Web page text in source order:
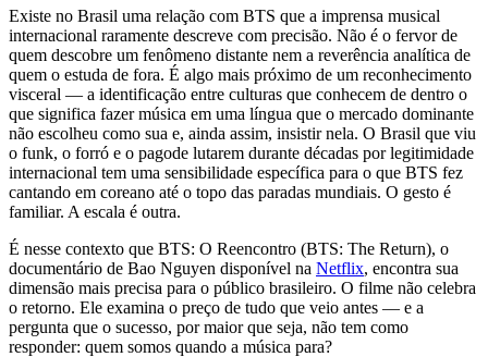
Existe no Brasil uma relação com BTS que a imprensa musical
internacional raramente descreve com precisão. Não é o fervor de
quem descobre um fenômeno distante nem a reverência analítica de
quem o estuda de fora. É algo mais próximo de um reconhecimento
visceral — a identificação entre culturas que conhecem de dentro o
que significa fazer música em uma língua que o mercado dominante
não escolheu como sua e, ainda assim, insistir nela. O Brasil que viu
o funk, o forró e o pagode lutarem durante décadas por legitimidade
internacional tem uma sensibilidade específica para o que BTS fez
cantando em coreano até o topo das paradas mundiais. O gesto é
familiar. A escala é outra.
É nesse contexto que BTS: O Reencontro (BTS: The Return), o
documentário de Bao Nguyen disponível na Netflix, encontra sua
dimensão mais precisa para o público brasileiro. O filme não celebra
o retorno. Ele examina o preço de tudo que veio antes — e a
pergunta que o sucesso, por maior que seja, não tem como
responder: quem somos quando a música para?